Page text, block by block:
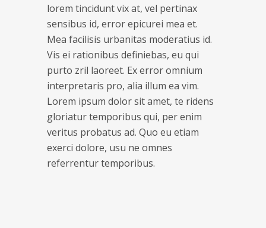
lorem tincidunt vix at, vel pertinax
sensibus id, error epicurei mea et.
Mea facilisis urbanitas moderatius id.
Vis ei rationibus definiebas, eu qui
purto zril laoreet. Ex error omnium
interpretaris pro, alia illum ea vim.
Lorem ipsum dolor sit amet, te ridens
gloriatur temporibus qui, per enim
veritus probatus ad. Quo eu etiam
exerci dolore, usu ne omnes
referrentur temporibus.